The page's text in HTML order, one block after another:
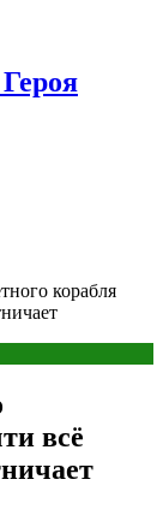
корабля
всё